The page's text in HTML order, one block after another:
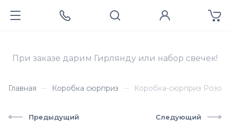
При заказе дарим Гирлянду или набор свечек!
Главная Коробка сюрприз Коробка-сюрприз
Предыдущий Следующий